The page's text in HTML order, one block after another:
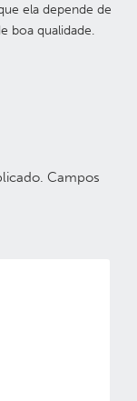
ela depende de
boa qualidade.
Campos